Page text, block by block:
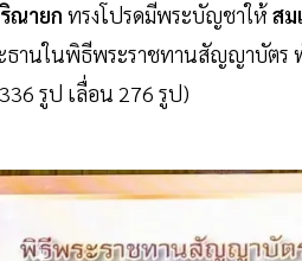
ณายก ทรงโปรดมีพระบัญชาให้สม
นในพิธีพระราชทานสัญญาบัตร
รูป เลื่อน 276 รูป)